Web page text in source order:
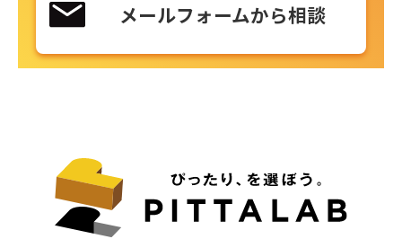
メールフォームから相談